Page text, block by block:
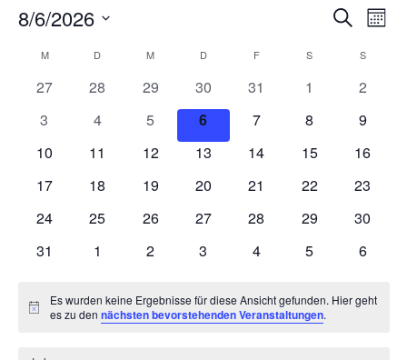
Ansichten,
Navigation
Suche
8/6/2026
wählen.
Kalender
von
MMONTAG D DIENSTAGM MITTWOCH
DDONNERSTAG
FFREITAG S SAMSTAGS
0
27
0
Veranstaltungen
28
0
Veranstaltungen
29
0
Veranstaltungen
30
0
31
0
1
0
2
0
3
0
Veranstaltungen
4
0
Veranstaltungen
5
0
Veranstaltungen
6
0
7
0
8
0
9
0
10
0
11
0
12
0
13
0
14
0
15
0
16
0
17
0
18
0
19
0
20
0
21
0
22
0
23
0
24
0
25
0
26
0
27
0
28
0
29
0
30
0
31
0
1
0
2
0
3
0
4
0
5
0
6
Hinweis
Es wurden keine Ergebnisse für diese Ansicht gefunden. Hier geht
es zu dennächsten bevorstehenden Veranstaltungen.